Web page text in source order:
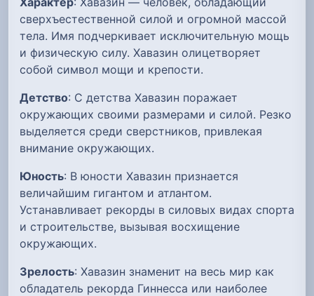
сверхъестественной силой и огромной массой
тела. Имя подчеркивает исключительную мощь
и физическую силу. Хавазин олицетворяет
собой символ мощи и крепости.
Детство: С детства Хавазин поражает
окружающих своими размерами и силой. Резко
выделяется среди сверстников, привлекая
внимание окружающих.
Юность: В юности Хавазин признается
величайшим гигантом и атлантом.
Устанавливает рекорды в силовых видах спорта
и строительстве, вызывая восхищение
окружающих.
Зрелость: Хавазин знаменит на весь мир как
обладатель рекорда Гиннесса или наиболее